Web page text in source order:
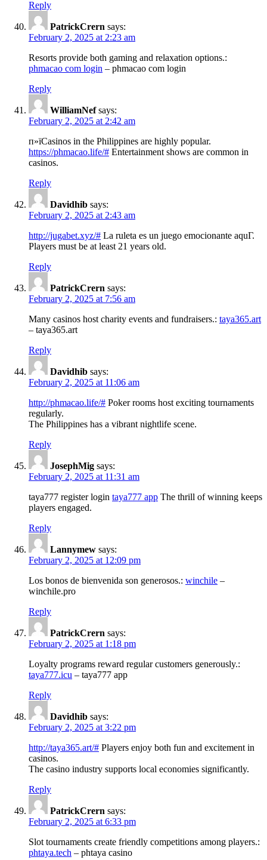
Reply
PatrickCrern says:
February 2, 2025 at 2:23 am
Resorts provide both gaming and relaxation options.:
phmacao com login – phmacao com login
Reply
WilliamNef says:
February 2, 2025 at 2:42 am
п»їCasinos in the Philippines are highly popular.
https://phmacao.life/# Entertainment shows are common in
casinos.
Reply
Davidhib says:
February 2, 2025 at 2:43 am
http://jugabet.xyz/# La ruleta es un juego emocionante aquГ­.
Players must be at least 21 years old.
Reply
PatrickCrern says:
February 2, 2025 at 7:56 am
Many casinos host charity events and fundraisers.: taya365.art
– taya365.art
Reply
Davidhib says:
February 2, 2025 at 11:06 am
http://phmacao.life/# Poker rooms host exciting tournaments
regularly.
The Philippines has a vibrant nightlife scene.
Reply
JosephMig says:
February 2, 2025 at 11:31 am
taya777 register login taya777 app The thrill of winning keeps
players engaged.
Reply
Lannymew says:
February 2, 2025 at 12:09 pm
Los bonos de bienvenida son generosos.: winchile –
winchile.pro
Reply
PatrickCrern says:
February 2, 2025 at 1:18 pm
Loyalty programs reward regular customers generously.:
taya777.icu – taya777 app
Reply
Davidhib says:
February 2, 2025 at 3:22 pm
http://taya365.art/# Players enjoy both fun and excitement in
casinos.
The casino industry supports local economies significantly.
Reply
PatrickCrern says:
February 2, 2025 at 6:33 pm
Slot tournaments create friendly competitions among players.:
phtaya.tech – phtaya casino